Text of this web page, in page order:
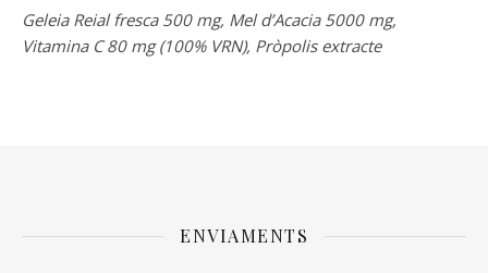
Geleia Reial fresca 500 mg, Mel d’Acacia 5000 mg,
Vitamina C 80 mg (100% VRN), Pròpolis extracte
ENVIAMENTS